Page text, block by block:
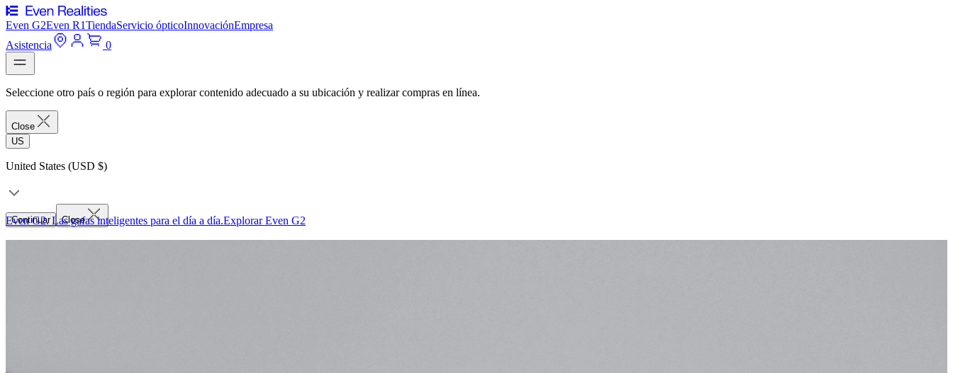
Even G2Even R1TiendaServicio ópticoInnovaciónEmpresa
Asistencia
0
Seleccione otro país o región para explorar contenido adecuado a su ubicación y realizar compras en línea.
Close
US
United States (USD $)
Continuar Close
Even G2. Las gafas inteligentes para el día a día.Explorar Even G2